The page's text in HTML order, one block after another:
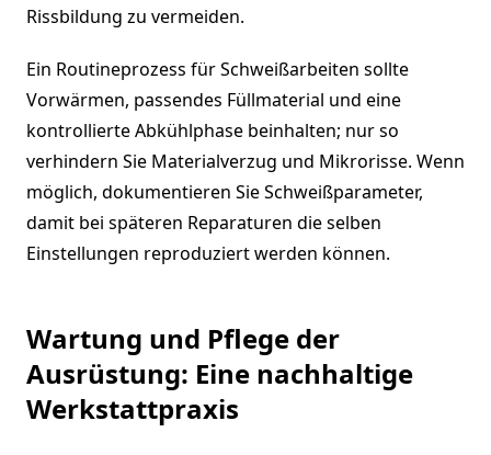
Rissbildung zu vermeiden.
Ein Routineprozess für Schweißarbeiten sollte
Vorwärmen, passendes Füllmaterial und eine
kontrollierte Abkühlphase beinhalten; nur so
verhindern Sie Materialverzug und Mikrorisse. Wenn
möglich, dokumentieren Sie Schweißparameter,
damit bei späteren Reparaturen die selben
Einstellungen reproduziert werden können.
Wartung und Pflege der
Ausrüstung: Eine nachhaltige
Werkstattpraxis